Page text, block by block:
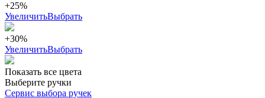
+25%
УвеличитьВыбрать
+30%
УвеличитьВыбрать
Показать все цвета
Выберите ручки
Сервис выбора ручек